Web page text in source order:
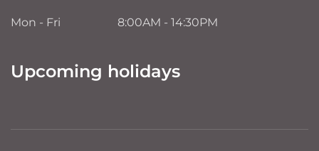
Mon - Fri 8:00AM - 14:30PM
Upcoming holidays